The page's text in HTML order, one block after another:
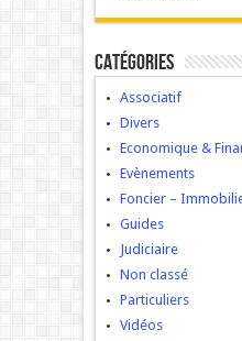
Catégories
Associatif
Divers
Economique &
Evènements
Foncier –
Guides
Judiciaire
Non classé
Particuliers
Vidéos